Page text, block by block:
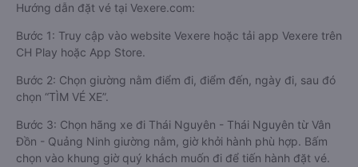
Hướng dẫn đặt vé tại Vexere.com:
Bước 1: Truy cập vào website Vexere hoặc tải app Vexere trên
CH Play hoặc App Store.
Bước 2: Chọn giường nằm điểm đi, điểm đến, ngày đi, sau đó
chọn “TÌM VÉ XE”.
Bước 3: Chọn hãng xe đi Thái Nguyên - Thái Nguyên từ Vân
Đồn - Quảng Ninh giường nằm, giờ khởi hành phù hợp. Bấm
chọn vào khung giờ quý khách muốn đi để tiến hành đặt vé.